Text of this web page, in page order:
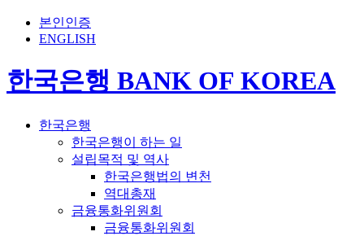
본인인증
ENGLISH
한국은행 BANK OF KOREA
한국은행
한국은행이 하는 일
설립목적 및 역사
한국은행법의 변천
역대총재
금융통화위원회
금융통화위원회